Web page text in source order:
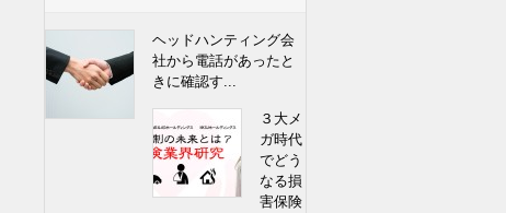
ヘッドハンティング会
社から電話があったと
きに確認す...
３大メ
ガ時代
でどう
なる損
害保険